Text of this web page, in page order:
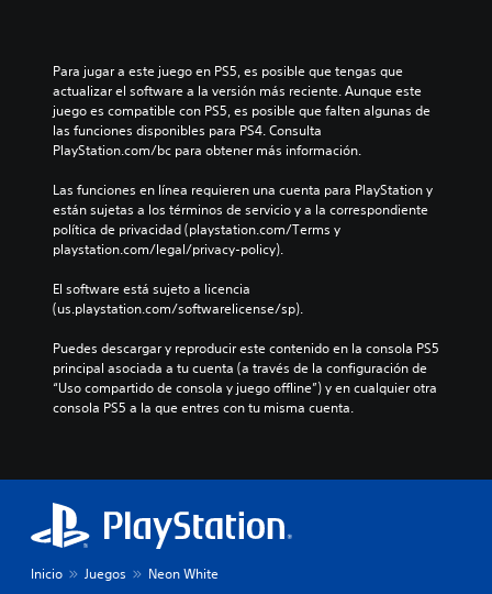
Para jugar a este juego en PS5, es posible que tengas que
actualizar el software a la versión más reciente. Aunque este
juego es compatible con PS5, es posible que falten algunas de
las funciones disponibles para PS4. Consulta
PlayStation.com/bc para obtener más información.
Las funciones en línea requieren una cuenta para PlayStation y
están sujetas a los términos de servicio y a la correspondiente
política de privacidad (playstation.com/Terms y
playstation.com/legal/privacy-policy).
El software está sujeto a licencia
(us.playstation.com/softwarelicense/sp).
Puedes descargar y reproducir este contenido en la consola PS5
principal asociada a tu cuenta (a través de la configuración de
“Uso compartido de consola y juego offline”) y en cualquier otra
consola PS5 a la que entres con tu misma cuenta.
Inicio Juegos Neon White